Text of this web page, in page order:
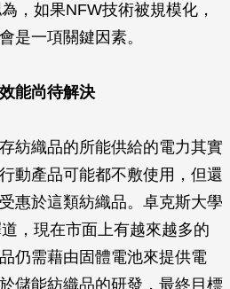
，如果NFW技術被規模化，
是一項關鍵因素。
能尚待解決
紡織品的所能供給的電力其實
動產品可能都不敷使用，但還
惠於這類紡織品。卓克斯大學
，現在市面上有越來越多的
仍需藉由固體電池來提供電
儲能紡織品的研發，最終目標